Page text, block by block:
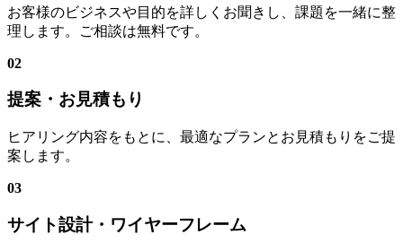
お客様のビジネスや目的を詳しくお聞きし、課題を一緒に整
理します。ご相談は無料です。
02
提案・お見積もり
ヒアリング内容をもとに、最適なプランとお見積もりをご提
案します。
03
サイト設計・ワイヤーフレーム